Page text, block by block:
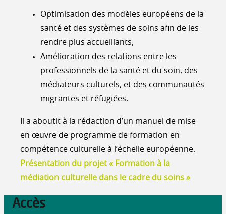
Optimisation des modèles européens de la
santé et des systèmes de soins afin de les
rendre plus accueillants,
Amélioration des relations entre les
professionnels de la santé et du soin, des
médiateurs culturels, et des communautés
migrantes et réfugiées.
Il a aboutit à la rédaction d’un manuel de mise
en œuvre de programme de formation en
compétence culturelle à l’échelle européenne.
Présentation du projet « Formation à la
médiation culturelle dans le cadre du soins »
Accès